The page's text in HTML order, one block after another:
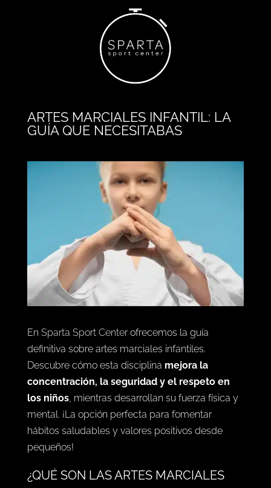
ARTES MARCIALES INFANTIL: LA
GUÍA QUE NECESITABAS
En Sparta Sport Centerofrecemos la guía
definitiva sobre artes marciales infantiles.
Descubre cómo esta disciplina mejora la
concentración, la seguridad y el respeto en
los niños, mientras desarrollan su fuerza física y
mental. ¡La opción perfecta para fomentar
hábitos saludables y valores positivos desde
pequeños!
¿QUÉ SON LAS ARTES MARCIALES